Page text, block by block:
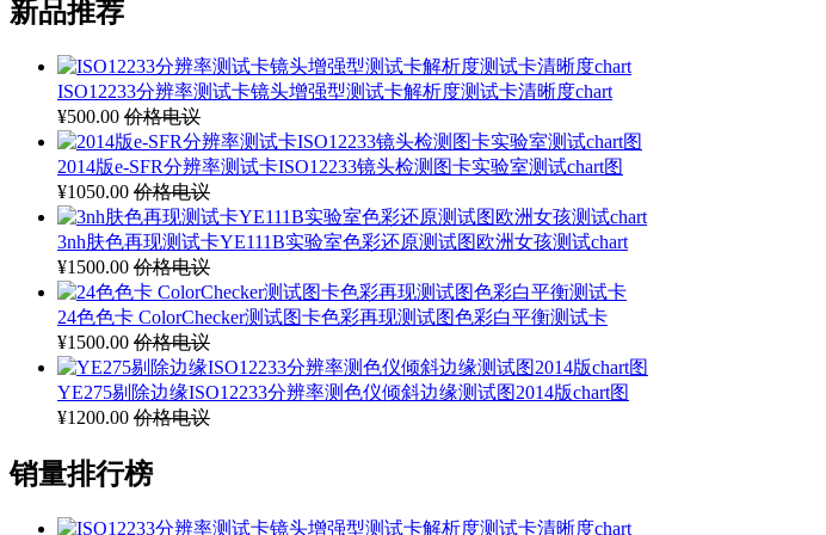
新品推荐
ISO12233分辨率测试卡镜头增强型测试卡解析度测试卡清晰度chart
¥500.00 价格电议
2014版e-SFR分辨率测试卡ISO12233镜头检测图卡实验室测试chart图
¥1050.00 价格电议
3nh肤色再现测试卡YE111B实验室色彩还原测试图欧洲女孩测试chart
¥1500.00 价格电议
24色色卡 ColorChecker测试图卡色彩再现测试图色彩白平衡测试卡
¥1500.00 价格电议
YE275剔除边缘ISO12233分辨率测色仪倾斜边缘测试图2014版chart图
¥1200.00 价格电议
销量排行榜